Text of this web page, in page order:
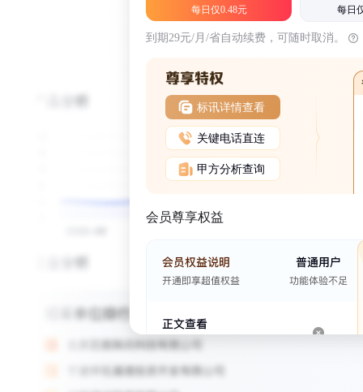
每日仅0.48元 每日
到期29元/月/省自动续费，可随时取消。
标讯详情查看
关键电话直连
甲方分析查询
会员尊享权益